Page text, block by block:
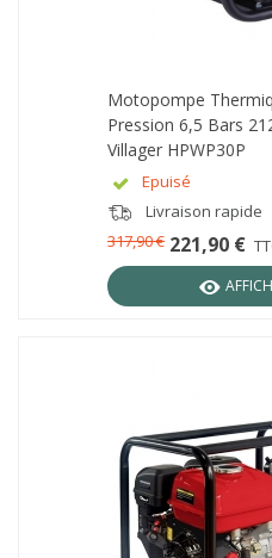
Motopompe
Pression 6,5 Bars
Villager HPWP30P
Epuisé
Livraison rapide
221,90 €
317,90 €